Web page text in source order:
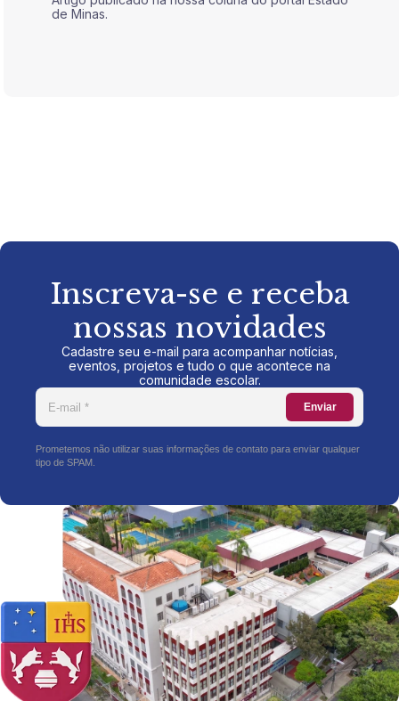
de Minas.
Inscreva-se e receba
nossas novidades
Cadastre seu e-mail para acompanhar notícias,
eventos, projetos e tudo o que acontece na
comunidade escolar.
Enviar
Prometemos não utilizar suas informações de contato para enviar qualquer
tipo de SPAM.